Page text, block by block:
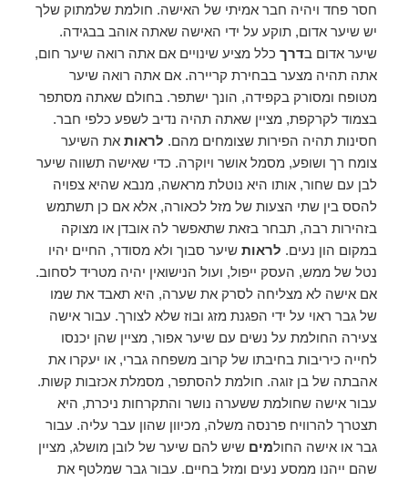
חסר פחד ויהיה חבר אמיתי של האישה. חולמת שלמתוק שלך
יש שיער אדום, תוקע על ידי האישה שאתה אוהב בבגידה.
שיער אדום בדרך כלל מציע שינויים אם אתה רואה שיער חום,
אתה תהיה מצער בבחירת קריירה. אם אתה רואה שיער
מטופח ומסורק בקפידה, הונך ישתפר. בחולם שאתה מסתפר
בצמוד לקרקפת, מציין שאתה תהיה נדיב לשפע כלפי חבר.
חסינות תהיה הפירות שצומחים מהם. לראות את השיער
צומח רך ושופע, מסמל אושר ויוקרה. כדי שאישה תשווה שיער
לבן עם שחור, אותו היא נוטלת מראשה, מנבא שהיא צפויה
להסס בין שתי הצעות של מזל לכאורה, אלא אם כן תשתמש
בזהירות רבה, תבחר בזאת שתאפשר לה אובדן או מצוקה
במקום הון נעים. לראות שיער סבוך ולא מסודר, החיים יהיו
נטל של ממש, העסק ייפול, ועול הנישואין יהיה מטריד לסחוב.
אם אישה לא מצליחה לסרק את שערה, היא תאבד את שמו
של גבר ראוי על ידי הפגנת מזג ובוז שלא לצורך. עבור אישה
צעירה החולמת על נשים עם שיער אפור, מציין שהן יכנסו
לחייה כיריבות בחיבתו של קרוב משפחה גברי, או יעקרו את
אהבתה של בן זוגה. חולמת להסתפר, מסמלת אכזבות קשות.
עבור אישה שחולמת ששערה נושר והתקרחות ניכרת, היא
תצטרך להרוויח פרנסה משלה, מכיוון שהון עבר עליה. עבור
גבר או אישה החולמים שיש להם שיער של לובן מושלג, מציין
שהם ייהנו ממסע נעים ומזל בחיים. עבור גבר שמלטף את